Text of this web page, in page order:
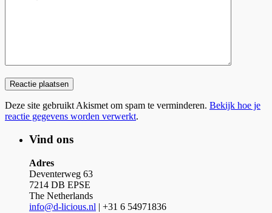
Deze site gebruikt Akismet om spam te verminderen. Bekijk hoe je
reactie gegevens worden verwerkt.
Vind ons
Adres
Deventerweg 63
7214 DB EPSE
The Netherlands
info@d-licious.nl | +31 6 54971836